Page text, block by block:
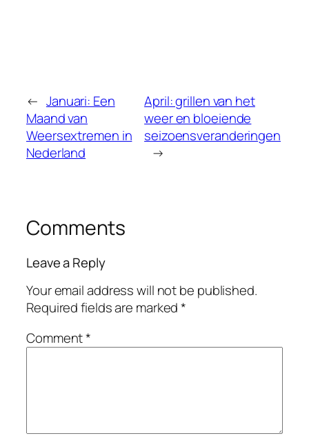
← Januari: Een
Maand van
Weersextremen in
Nederland
April: grillen van het
weer en bloeiende
seizoensveranderingen
→
Comments
Leave a Reply
Your email address will not be published.
Required fields are marked*
Comment*